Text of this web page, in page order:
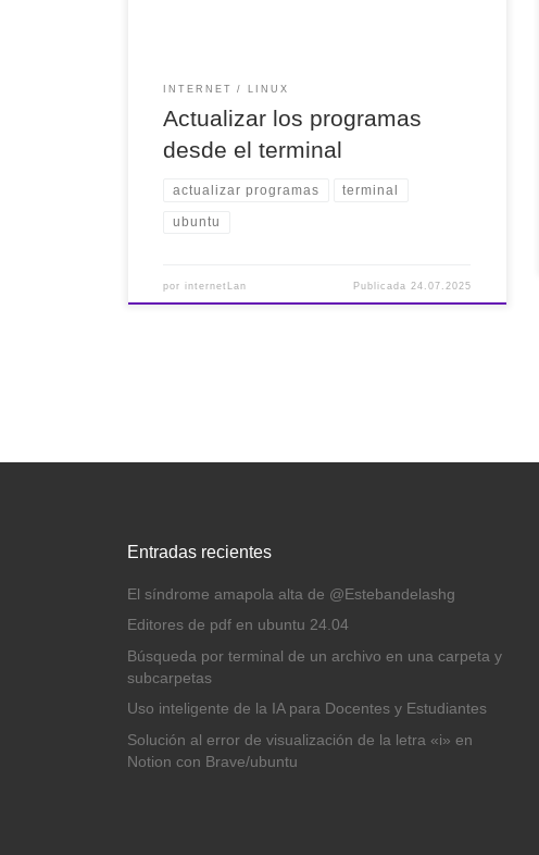
INTERNET LINUX
Actualizar los programas
desde el terminal
actualizar programas terminal
ubuntu
porinternetLan Publicada 24.07.2025
Entradas recientes
El síndrome amapola alta de @Estebandelashg
Editores de pdf en ubuntu 24.04
Búsqueda por terminal de un archivo en una carpeta y
subcarpetas
Uso inteligente de la IA para Docentes y Estudiantes
Solución al error de visualización de la letra «i» en
Notion con Brave/ubuntu